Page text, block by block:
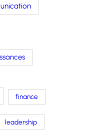
finance
leadership